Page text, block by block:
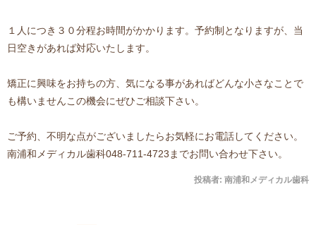
１人につき３０分程お時間がかかります。予約制となりますが、当
日空きがあれば対応いたします。
矯正に興味をお持ちの方、気になる事があればどんな小さなことで
も構いませんこの機会にぜひご相談下さい。
ご予約、不明な点がございましたらお気軽にお電話してください。
南浦和メディカル歯科048-711-4723までお問い合わせ下さい。
投稿者: 南浦和メディカル歯科